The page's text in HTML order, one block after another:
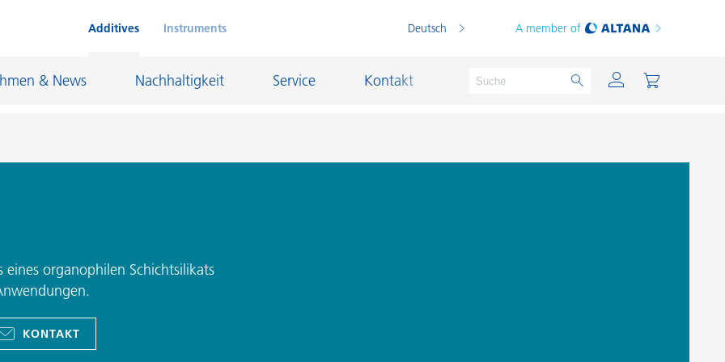
Additives Instruments Deutsch A member of
& News Nachhaltigkeit Service Kontakt
Feuerfestindustrie
und I&I
Maler- und Bautenlacke
organophilen Schichtsilikats
KONTAKT